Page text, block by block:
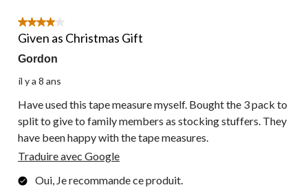
4 étoile(s) sur 5.
Given as Christmas Gift
Gordon
il y a 8 ans
Have used this tape measure myself. Bought the 3 pack to
split to give to family members as stocking stuffers. They
have been happy with the tape measures.
Traduire avec Google
Oui, Je recommande ce produit.